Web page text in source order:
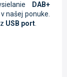
DAB+
našej ponuke.
USB port.